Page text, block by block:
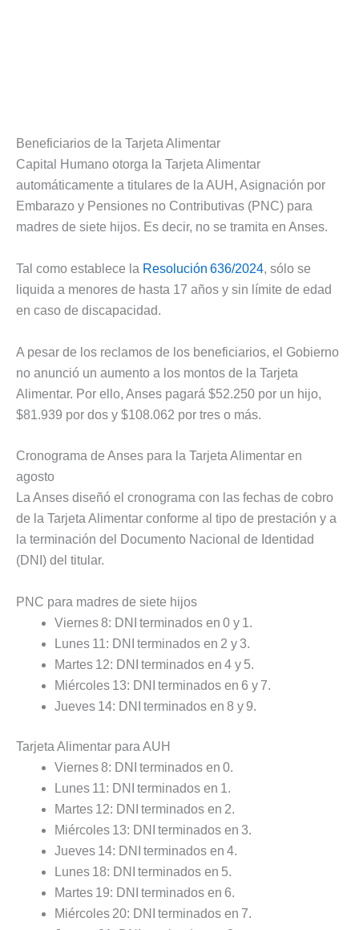
Beneficiarios de la Tarjeta Alimentar
Capital Humano otorga la Tarjeta Alimentar
automáticamente a titulares de la AUH, Asignación por
Embarazo y Pensiones no Contributivas (PNC) para
madres de siete hijos. Es decir, no se tramita en Anses.
Tal como establece la Resolución 636/2024, sólo se
liquida a menores de hasta 17 años y sin límite de edad
en caso de discapacidad.
A pesar de los reclamos de los beneficiarios, el Gobierno
no anunció un aumento a los montos de la Tarjeta
Alimentar. Por ello, Anses pagará $52.250 por un hijo,
$81.939 por dos y $108.062 por tres o más.
Cronograma de Anses para la Tarjeta Alimentar en
agosto
La Anses diseñó el cronograma con las fechas de cobro
de la Tarjeta Alimentar conforme al tipo de prestación y a
la terminación del Documento Nacional de Identidad
(DNI) del titular.
PNC para madres de siete hijos
Viernes 8: DNI terminados en 0 y 1.
Lunes 11: DNI terminados en 2 y 3.
Martes 12: DNI terminados en 4 y 5.
Miércoles 13: DNI terminados en 6 y 7.
Jueves 14: DNI terminados en 8 y 9.
Tarjeta Alimentar para AUH
Viernes 8: DNI terminados en 0.
Lunes 11: DNI terminados en 1.
Martes 12: DNI terminados en 2.
Miércoles 13: DNI terminados en 3.
Jueves 14: DNI terminados en 4.
Lunes 18: DNI terminados en 5.
Martes 19: DNI terminados en 6.
Miércoles 20: DNI terminados en 7.